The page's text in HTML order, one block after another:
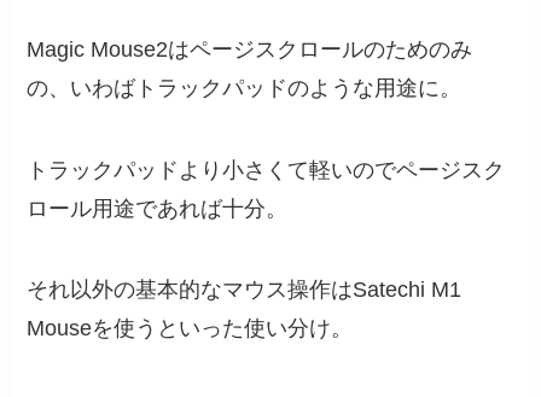
Magic Mouse2はページスクロールのためのみ
の、いわばトラックパッドのような用途に。
トラックパッドより小さくて軽いのでページスク
ロール用途であれば十分。
それ以外の基本的なマウス操作はSatechi M1
Mouseを使うといった使い分け。